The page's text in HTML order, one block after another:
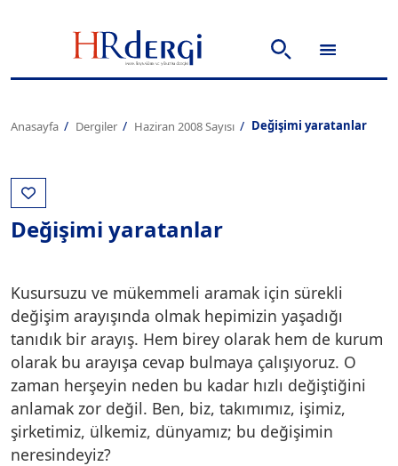
Anasayfa Dergiler Haziran 2008 Sayısı Değişimi yaratanlar
Değişimi yaratanlar
Kusursuzu ve mükemmeli aramak için sürekli
değişim arayışında olmak hepimizin yaşadığı
tanıdık bir arayış. Hem birey olarak hem de kurum
olarak bu arayışa cevap bulmaya çalışıyoruz. O
zaman herşeyin neden bu kadar hızlı değiştiğini
anlamak zor değil. Ben, biz, takımımız, işimiz,
şirketimiz, ülkemiz, dünyamız; bu değişimin
neresindeyiz?